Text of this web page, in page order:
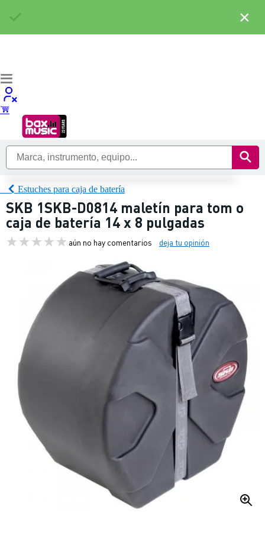
Estuches para caja de batería
SKB 1SKB-D0814 maletín para tom o
caja de batería 14 x 8 pulgadas
aún no hay comentarios deja tu opinión
×